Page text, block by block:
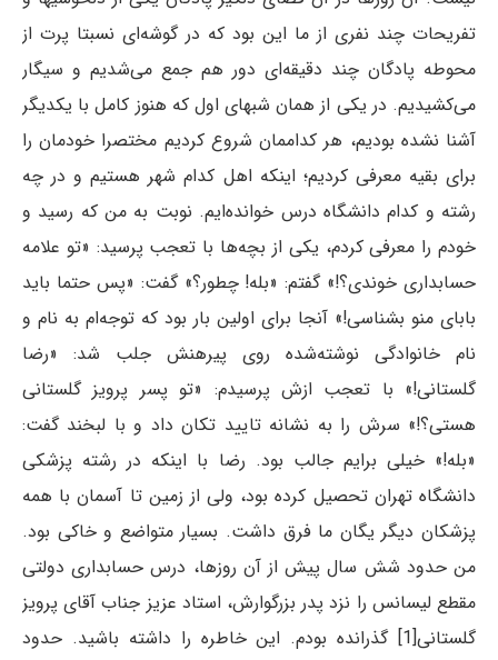
تفریحات چند نفری از ما این بود که در گوشه‌ای نسبتا پرت از
محوطه پادگان چند دقیقه‌ای دور هم جمع می‌شدیم و سیگار
می‌کشیدیم. در یکی از همان شبهای اول که هنوز کامل با یکدیگر
آشنا نشده بودیم، هر کداممان شروع کردیم مختصرا خودمان را
برای بقیه معرفی کردیم؛ اینکه اهل کدام شهر هستیم و در چه
رشته و کدام دانشگاه درس خوانده‌ایم. نوبت به من که رسید و
خودم را معرفی کردم، یکی از بچه‌ها با تعجب پرسید: «تو علامه
حسابداری خوندی؟!» گفتم: «بله! چطور؟» گفت: «پس حتما باید
بابای منو بشناسی!» آنجا برای اولین بار بود که توجه‌ام به نام و
نام خانوادگی نوشته‌شده روی پیرهنش جلب شد: «رضا
گلستانی!» با تعجب ازش پرسیدم: «تو پسر پرویز گلستانی
هستی؟!» سرش را به نشانه تایید تکان داد و با لبخند گفت:
«بله!» خیلی برایم جالب بود. رضا با اینکه در رشته پزشکی
دانشگاه تهران تحصیل کرده بود، ولی از زمین تا آسمان با همه
پزشکان دیگر یگان ما فرق داشت. بسیار متواضع و خاکی بود.
من حدود شش سال پیش از آن روزها، درس حسابداری دولتی
مقطع لیسانس را نزد پدر بزرگوارش، استاد عزیز جناب آقای پرویز
گلستانی[1] گذرانده بودم. این خاطره را داشته باشید. حدود